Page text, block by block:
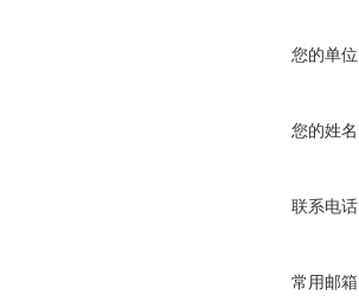
您的单
您的姓
联系电
常用邮